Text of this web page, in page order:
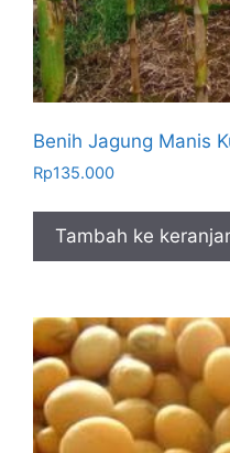
Benih Jagung Manis
Rp135.000
Tambah ke